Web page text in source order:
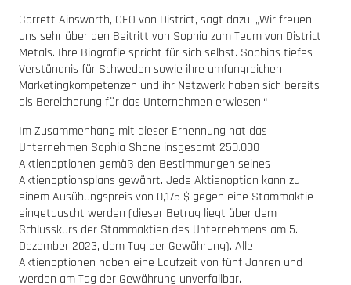
Garrett Ainsworth, CEO von District, sagt dazu: „Wir freuen
uns sehr über den Beitritt von Sophia zum Team von District
Metals. Ihre Biografie spricht für sich selbst. Sophias tiefes
Verständnis für Schweden sowie ihre umfangreichen
Marketingkompetenzen und ihr Netzwerk haben sich bereits
als Bereicherung für das Unternehmen erwiesen.“
Im Zusammenhang mit dieser Ernennung hat das
Unternehmen Sophia Shane insgesamt 250.000
Aktienoptionen gemäß den Bestimmungen seines
Aktienoptionsplans gewährt. Jede Aktienoption kann zu
einem Ausübungspreis von 0,175 $ gegen eine Stammaktie
eingetauscht werden (dieser Betrag liegt über dem
Schlusskurs der Stammaktien des Unternehmens am 5.
Dezember 2023, dem Tag der Gewährung). Alle
Aktienoptionen haben eine Laufzeit von fünf Jahren und
werden am Tag der Gewährung unverfallbar.